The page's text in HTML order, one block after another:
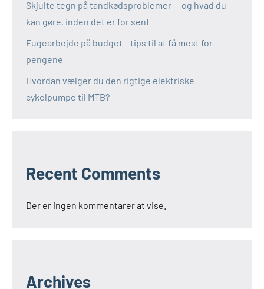
Skjulte tegn på tandkødsproblemer — og hvad du
kan gøre, inden det er for sent
Fugearbejde på budget – tips til at få mest for
pengene
Hvordan vælger du den rigtige elektriske
cykelpumpe til MTB?
Recent Comments
Der er ingen kommentarer at vise.
Archives